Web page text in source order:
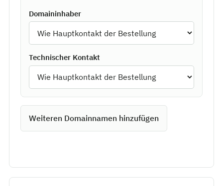
Domaininhaber
Technischer Kontakt
Weiteren Domainnamen hinzufügen